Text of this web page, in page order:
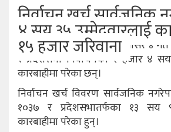
निर्वाचन खर्च सार्वजनिक
४ सय ३५ उम्मेदवारलाई
१५ हजार जरिवाना
काठमाडौँ ,९ साउन । २०७९ मंसिर ४ गते
र प्रदेशसभा निर्वाचनका २ हजार ४
कारबाहीमा परेका छन्।
निर्वाचन खर्च विवरण सार्वजनिक
१०३७ र प्रदेशसभातर्फका १३ सय
कारबाहीमा परेका हुन्।